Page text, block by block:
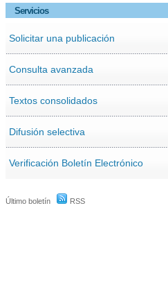
Servicios
Solicitar una publicación
Consulta avanzada
Textos consolidados
Difusión selectiva
Verificación Boletín Electrónico
Último boletín RSS